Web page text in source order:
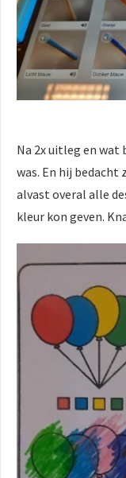
Na 2x uitleg en wat
was. En hij bedacht
alvast overal alle
kleur kon geven.